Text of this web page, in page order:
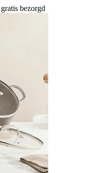
bezorgd